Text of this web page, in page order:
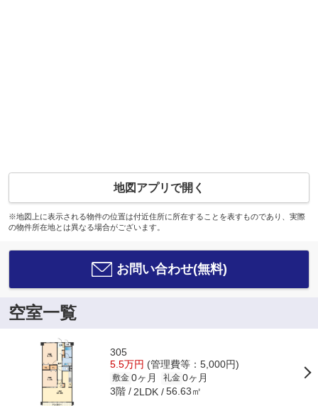
地図アプリで開く
※地図上に表示される物件の位置は付近住所に所在することを表すものであり、実際
の物件所在地とは異なる場合がございます。
お問い合わせ(無料)
空室一覧
305
5.5万円 (管理費等：5,000円)
敷金 0ヶ月 礼金 0ヶ月
3階 2LDK 56.63㎡